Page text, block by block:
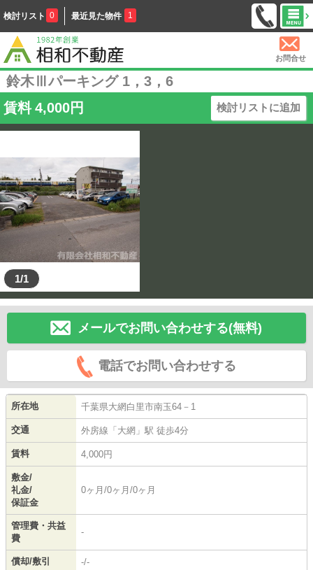
検討リスト 0 最近見た物件 1
お問合せ
鈴木Ⅲパーキング 1，3，6
賃料 4,000円 検討リストに追加
1/1
メールでお問い合わせする(無料)
電話でお問い合わせする
所在地 千葉県大網白里市南玉64－1
交通 外房線 「 大網 」駅 徒歩4分
賃料 4,000円
敷金/
礼金/
保証金
0ヶ月/0ヶ月/0ヶ月
管理費・共益
費
-
償却/敷引 -/-